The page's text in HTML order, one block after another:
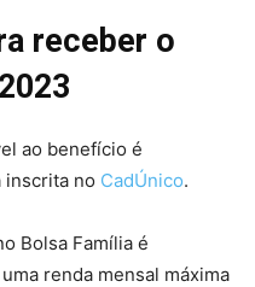
receber o
ao benefício é
inscrita no CadÚnico.
Bolsa Família é
renda mensal máxima